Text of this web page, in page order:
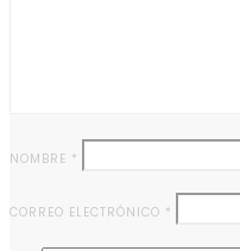
NOMBRE *
CORREO ELECTRÓNICO *